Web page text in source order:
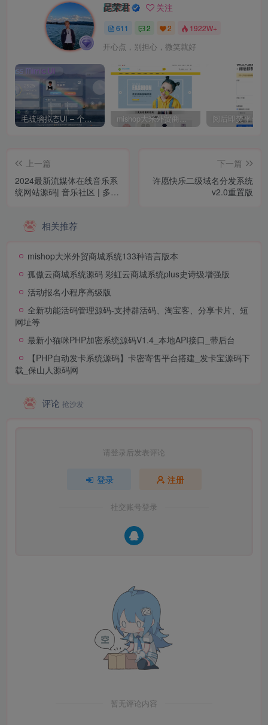
昆荣君 关注
611 2 2 1922W+
开心点，别担心，微笑就好
毛玻璃拟态UI – 个人主页（开源版） mishop大米外贸商城系统133种语言版本
上一篇
2024最新流媒体在线音乐系
统网站源码| 音乐社区 | 多语
下一篇
许愿快乐二级域名分发系统
v2.0重置版
相关推荐
mishop大米外贸商城系统133种语言版本
孤傲云商城系统源码 彩虹云商城系统plus史诗级增强版
活动报名小程序高级版
全新功能活码管理源码-支持群活码、淘宝客、分享卡片、短
网址等
最新小猫咪PHP加密系统源码V1.4_本地API接口_带后台
【PHP自动发卡系统源码】卡密寄售平台搭建_发卡宝源码下
载_保山人源码网
评论 抢沙发
请登录后发表评论
登录 注册
社交账号登录
暂无评论内容